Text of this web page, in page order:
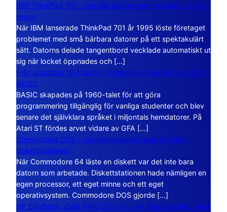
IBM ThinkPad 701 – den lilla datorn som vecklade ut sina
vingar
När IBM lanserade ThinkPad 701 år 1995 löste företaget
problemet med små bärbara datorer på ett spektakulärt
sätt. Datorns delade tangentbord vecklade automatiskt ut
sig när locket öppnades och […]
Från stordator till Atari ST – historien om BASIC och GFA
BASIC
BASIC skapades på 1960-talet för att göra
programmering tillgänglig för vanliga studenter och blev
senare det självklara språket i miljontals hemdatorer. På
Atari ST fördes arvet vidare av GFA […]
Commodore DOS – operativsystemet som bodde i
diskettstationen
När Commodore 64 läste en diskett var det inte bara
datorn som arbetade. Diskettstationen hade nämligen en
egen processor, ett eget minne och ett eget
operativsystem. Commodore DOS gjorde […]
HP EliteBook x360 1040 G7 – en lyxig företagsdator med